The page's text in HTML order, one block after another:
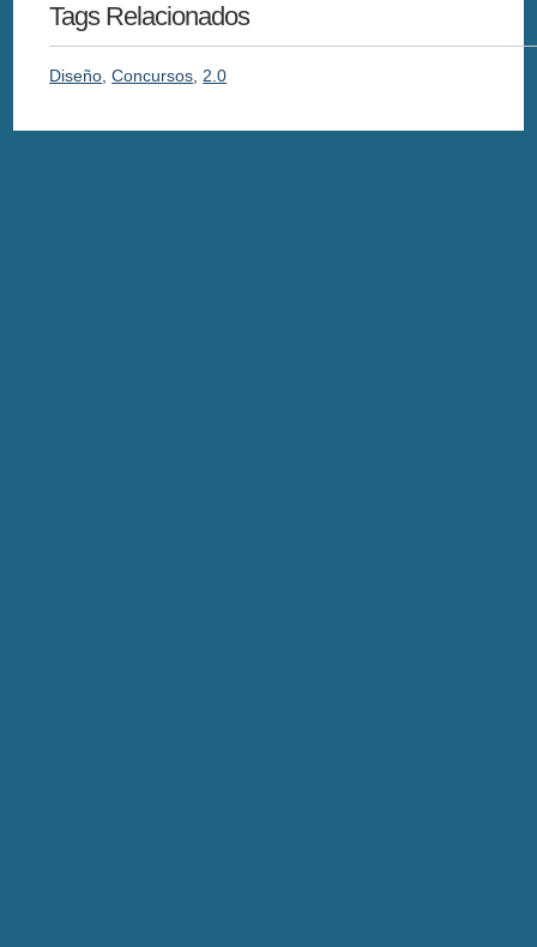
Tags Relacionados
Diseño,Concursos,2.0